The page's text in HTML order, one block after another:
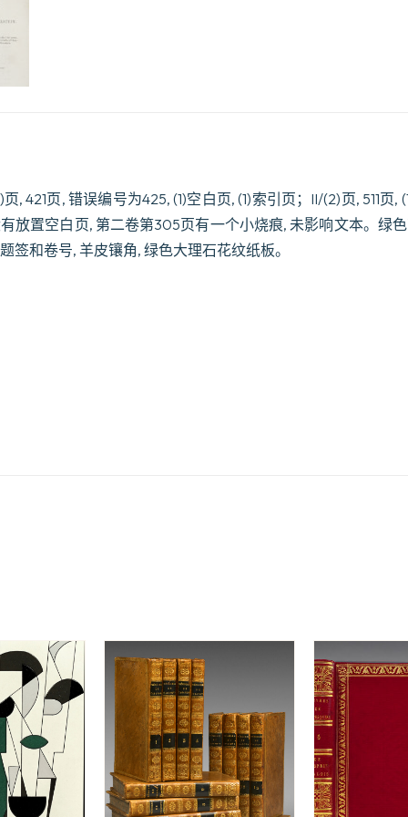
, 421页, 错误编号为425, (1)空白页, (1)索引页；II/(2)页, 511页,
放置空白页, 第二卷第305页有一个小烧痕, 未影响文本。绿
签和卷号, 羊皮镶角, 绿色大理石花纹纸板。